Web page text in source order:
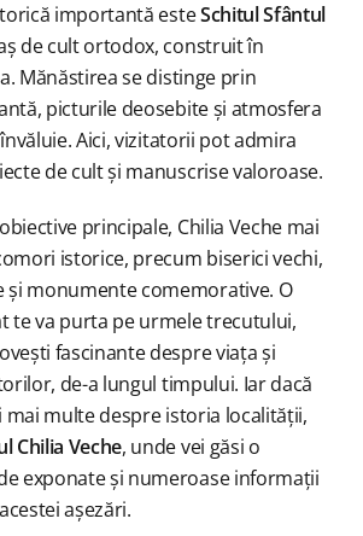
importantă esteSchitul Sfântul
de cult ortodox, construit în
Mănăstirea se distinge prin
picturile deosebite și atmosfera
Aici, vizitatorii pot admira
de cult și manuscrise valoroase.
principale, Chilia Veche mai
istorice, precum biserici vechi,
și monumente comemorative. O
te va purta pe urmele trecutului,
fascinante despre viața și
de-a lungul timpului. Iar dacă
mai multe despre istoria localității,
Chilia Veche, unde vei găsi o
exponate și numeroase informații
așezări.